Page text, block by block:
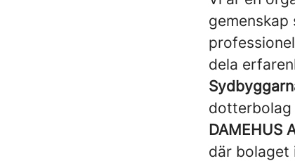
dela
dotterbolag
DAMEHUS
där bolaget